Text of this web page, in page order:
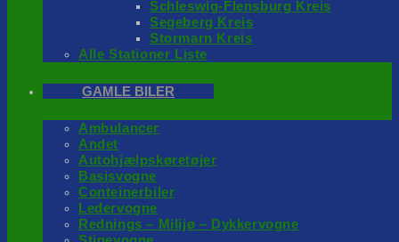
Schleswig-Flensburg Kreis
Segeberg Kreis
Stormarn Kreis
Alle Stationer Liste
GAMLE BILER
Ambulancer
Andet
Autohjælpskøretøjer
Basisvogne
Conteinerbiler
Ledervogne
Rednings – Milijø – Dykkervogne